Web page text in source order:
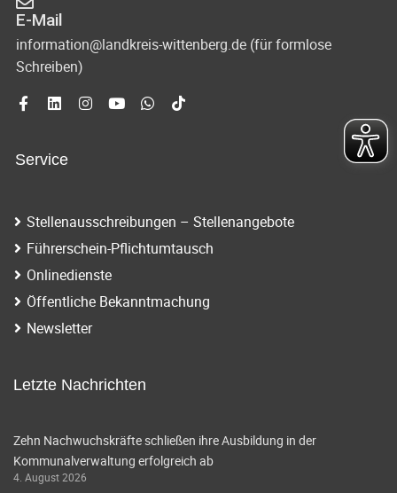
E-Mail
information@landkreis-wittenberg.de (für formlose
Schreiben)
Service
Stellenausschreibungen – Stellenangebote
Führerschein-Pflichtumtausch
Onlinedienste
Öffentliche Bekanntmachung
Newsletter
Letzte Nachrichten
Zehn Nachwuchskräfte schließen ihre Ausbildung in der
Kommunalverwaltung erfolgreich ab
4. August 2026